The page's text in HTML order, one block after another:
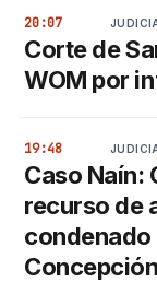
20:07
Corte de
WOM por
19:48
Caso Naín:
recurso de
condenado
Concepción